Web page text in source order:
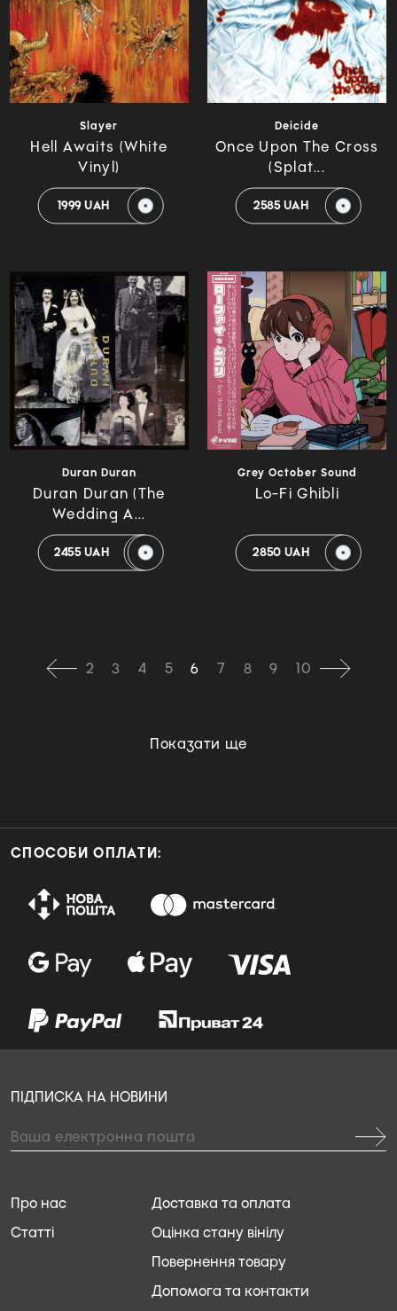
Slayer
Hell Awaits (White
Vinyl)
1999 UAH
Deicide
Once Upon The Cross
(Splat...
2585 UAH
Duran Duran
Duran Duran (The
Wedding A...
2455 UAH
Grey October Sound
Lo-Fi Ghibli
2850 UAH
2 3 4 5 6 7 8 9 10
Показати ще
СПОСОБИ ОПЛАТИ:
Доставка та оплата
Оцінка стану вінілу
Повернення товару
Допомога та контакти
Про нас
Статті
ПІДПИСКА НА НОВИНИ